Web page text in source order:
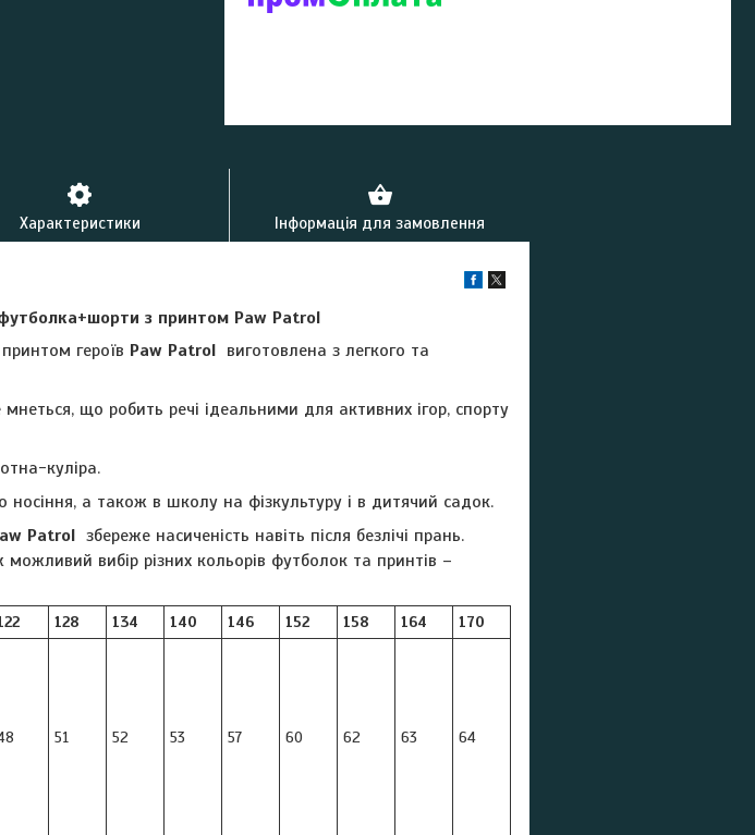
Характеристики Інформація для замовлення
з принтом Paw Patrol
героїв Paw Patrol виготовлена ​​з легкого та
що робить речі ідеальними для активних ігор, спорту
куліра.
носіння, а також в школу на фізкультуру і в дитячий садок.
Patrol збереже насиченість навіть після безлічі прань.
вибір різних кольорів футболок та принтів –
128 134 140 146 152 158 164
170
51 52 53 57 60 62 63 64